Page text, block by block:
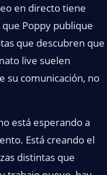
en directo tiene
Poppy publique
que descubren que
live suelen
su comunicación, no
está esperando a
Está creando el
distintas que